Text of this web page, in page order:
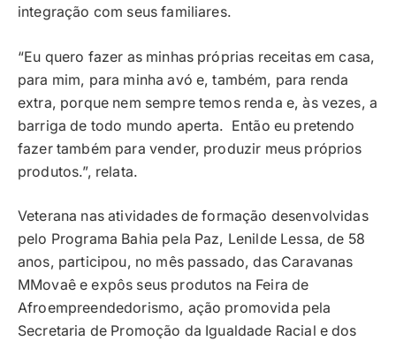
integração com seus familiares.
“Eu quero fazer as minhas próprias receitas em casa,
para mim, para minha avó e, também, para renda
extra, porque nem sempre temos renda e, às vezes, a
barriga de todo mundo aperta. Então eu pretendo
fazer também para vender, produzir meus próprios
produtos.”, relata.
Veterana nas atividades de formação desenvolvidas
pelo Programa Bahia pela Paz, Lenilde Lessa, de 58
anos, participou, no mês passado, das Caravanas
MMovaê e expôs seus produtos na Feira de
Afroempreendedorismo, ação promovida pela
Secretaria de Promoção da Igualdade Racial e dos